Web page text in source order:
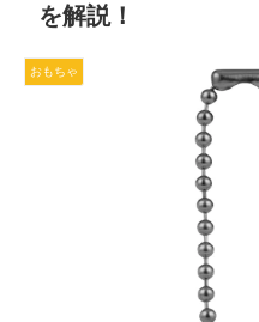
を解説！
おもちゃ